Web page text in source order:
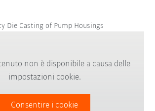
Die Casting of Pump Housings
non è disponibile a causa delle
impostazioni cookie.
Consentire i cookie